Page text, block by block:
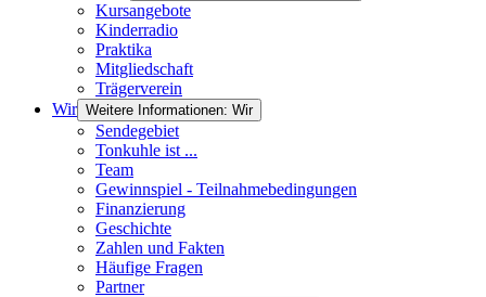
Kursangebote
Kinderradio
Praktika
Mitgliedschaft
Trägerverein
Wir Weitere Informationen: Wir
Sendegebiet
Tonkuhle ist ...
Team
Gewinnspiel - Teilnahmebedingungen
Finanzierung
Geschichte
Zahlen und Fakten
Häufige Fragen
Partner